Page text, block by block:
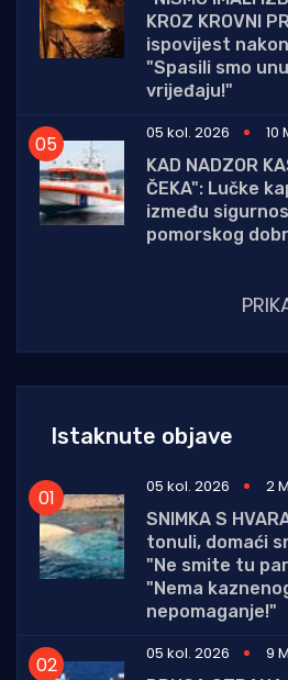
KROZ KROVNI
ispovijest
"Spasili smo
vrijeđaju!"
05 kol. 2026
10
KAD NADZOR
ČEKA": Lučke
između
pomorskog
Istaknute objave
05 kol. 2026
2
SNIMKA S
tonuli, domaći
"Ne smite tu
"Nema
nepomaganje!"
05 kol. 2026
9